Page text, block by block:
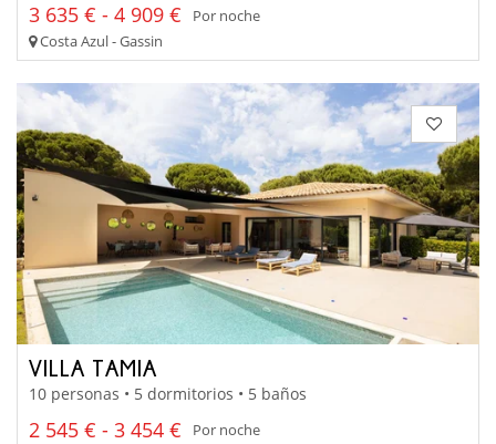
3 635 € - 4 909 €
Por noche
Costa Azul - Gassin
VILLA TAMIA
10 personas • 5 dormitorios • 5 baños
2 545 € - 3 454 €
Por noche